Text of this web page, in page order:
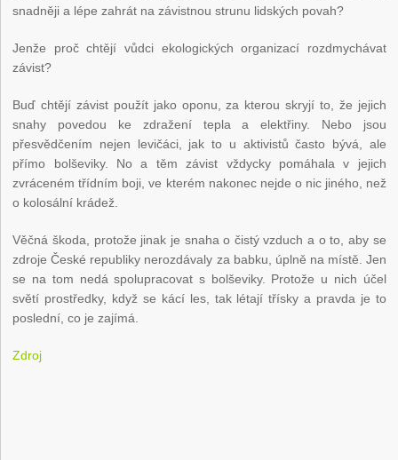
snadněji a lépe zahrát na závistnou strunu lidských povah?
Jenže proč chtějí vůdci ekologických organizací rozdmychávat
závist?
Buď chtějí závist použít jako oponu, za kterou skryjí to, že jejich
snahy povedou ke zdražení tepla a elektřiny. Nebo jsou
přesvědčením nejen levičáci, jak to u aktivistů často bývá, ale
přímo bolševiky. No a těm závist vždycky pomáhala v jejich
zvráceném třídním boji, ve kterém nakonec nejde o nic jiného, než
o kolosální krádež.
Věčná škoda, protože jinak je snaha o čistý vzduch a o to, aby se
zdroje České republiky nerozdávaly za babku, úplně na místě. Jen
se na tom nedá spolupracovat s bolševiky. Protože u nich účel
světí prostředky, když se kácí les, tak létají třísky a pravda je to
poslední, co je zajímá.
Zdroj